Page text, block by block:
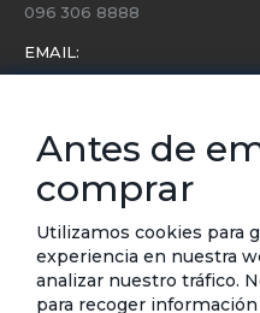
096 306 8888
EMAIL:
Conoce toda la información
eventos y ofertas.
Subscríbete a nuestro
Antes de
comprar
Utilizamos cookies para
experiencia en nuestra
analizar nuestro tráfico.
para recoger